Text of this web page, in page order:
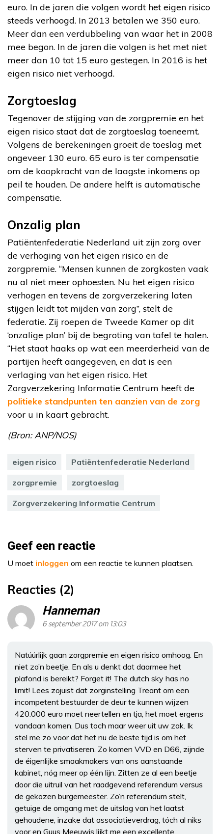
euro. In de jaren die volgen wordt het eigen risico
steeds verhoogd. In 2013 betalen we 350 euro.
Meer dan een verdubbeling van waar het in 2008
mee begon. In de jaren die volgen is het met niet
meer dan 10 tot 15 euro gestegen. In 2016 is het
eigen risico niet verhoogd.
Zorgtoeslag
Tegenover de stijging van de zorgpremie en het
eigen risico staat dat de zorgtoeslag toeneemt.
Volgens de berekeningen groeit de toeslag met
ongeveer 130 euro. 65 euro is ter compensatie
om de koopkracht van de laagste inkomens op
peil te houden. De andere helft is automatische
compensatie.
Onzalig plan
Patiëntenfederatie Nederland uit zijn zorg over
de verhoging van het eigen risico en de
zorgpremie. “Mensen kunnen de zorgkosten vaak
nu al niet meer ophoesten. Nu het eigen risico
verhogen en tevens de zorgverzekering laten
stijgen leidt tot mijden van zorg”, stelt de
federatie. Zij roepen de Tweede Kamer op dit
‘onzalige plan’ bij de begroting van tafel te halen.
“Het staat haaks op wat een meerderheid van de
partijen heeft aangegeven, en dat is een
verlaging van het eigen risico. Het
Zorgverzekering Informatie Centrum heeft de
politieke standpunten ten aanzien van de zorg
voor u in kaart gebracht.
(Bron: ANP/NOS)
eigen risico Patiëntenfederatie Nederland
zorgpremie zorgtoeslag
Zorgverzekering Informatie Centrum
Geef een reactie
U moet inloggen om een reactie te kunnen plaatsen.
Reacties (2)
Hanneman
6 september 2017 om 13:03
Natúúrlijk gaan zorgpremie en eigen risico omhoog. En
niet zo’n beetje. En als u denkt dat daarmee het
plafond is bereikt? Forget it! The dutch sky has no
limit! Lees zojuist dat zorginstelling Treant om een
incompetent bestuurder de deur te kunnen wijzen
420.000 euro moet neertellen en tja, het moet ergens
vandaan komen. Dus toch maar weer uit uw zak. Ik
stel me zo voor dat het nu de beste tijd is om het
sterven te privatiseren. Zo komen VVD en D66, zijnde
de éigenlijke smaakmakers van ons aanstaande
kabinet, nóg meer op één lijn. Zitten ze al een beetje
door die uitruil van het raadgevend referendum versus
de gekozen burgemeester. Zo’n referendum stelt,
getuige de omgang met de uitslag van het laatst
gehoudene, inzake dat associatieverdrag, tóch al niks
voor en Guus Meeuwis lijkt me een excellente